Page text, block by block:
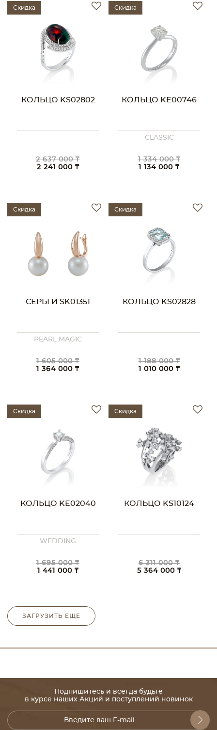
Скидка
КОЛЬЦО KS02802
2 637 000 ₸
2 241 000 ₸
Скидка
КОЛЬЦО KE00746
CLASSIC
1 334 000 ₸
1 134 000 ₸
Скидка
СЕРЬГИ SK01351
PEARL MAGIC
1 605 000 ₸
1 364 000 ₸
Скидка
КОЛЬЦО KS02828
1 188 000 ₸
1 010 000 ₸
Скидка
КОЛЬЦО KE02040
WEDDING
1 695 000 ₸
1 441 000 ₸
Скидка
КОЛЬЦО KS10124
6 311 000 ₸
5 364 000 ₸
ЗАГРУЗИТЬ ЕЩЕ
Подпишитесь и всегда будьте
в курсе наших Акций и поступлений новинок